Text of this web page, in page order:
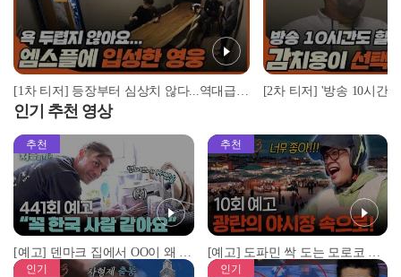
[1차 티저] 등장부터 심상치 않다...역대급 입담 ○○○, 엠스플 입성 #베이스볼런치 #스톡킹 #이벤트
인기 추천 영상
추천
[예고] 덴마크 집에서 OO이 왜 나와...? 이상할 정도로 한국을 사랑하는 우리 형을 제보합니다!
추천
[예고] 도파민 싹 도는 모로코 야시장 투어!
인기 인기